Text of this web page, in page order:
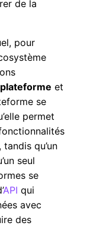
de la
pour
plateforme et
se
permet
qu’un
seul
se
API qui
avec
des